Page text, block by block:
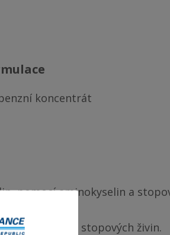
koncentrát
pomocí aminokyselin a
základních a stopových živin.